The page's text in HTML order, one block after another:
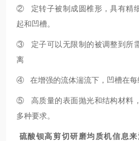
② 定转子被制成圆椎形，具有精
起和凹槽。
③ 定子可以无限制的被调整到所
离
④ 在增强的流体湍流下，凹槽在每
⑤ 高质量的表面抛光和结构材料
多种要求。
硫酸钡高剪切研磨均质机信息